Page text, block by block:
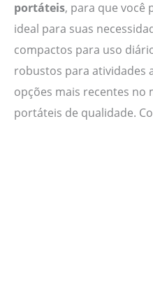
portáteis, para que você
ideal para suas
compactos para uso
robustos para atividades
opções mais recentes no
portáteis de qualidade.